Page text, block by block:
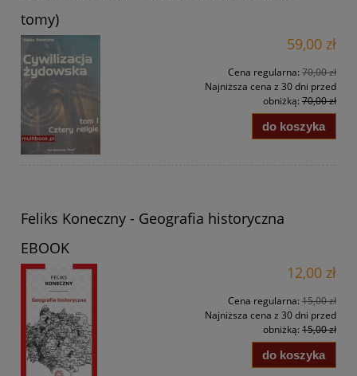
tomy)
59,00 zł
Cena regularna: 70,00 zł
Najniższa cena z 30 dni przed
obniżką: 70,00 zł
do koszyka
Feliks Koneczny - Geografia historyczna
EBOOK
12,00 zł
Cena regularna: 15,00 zł
Najniższa cena z 30 dni przed
obniżką: 15,00 zł
do koszyka